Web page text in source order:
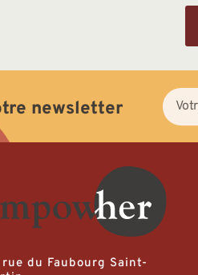
newsletter
du Faubourg Saint-